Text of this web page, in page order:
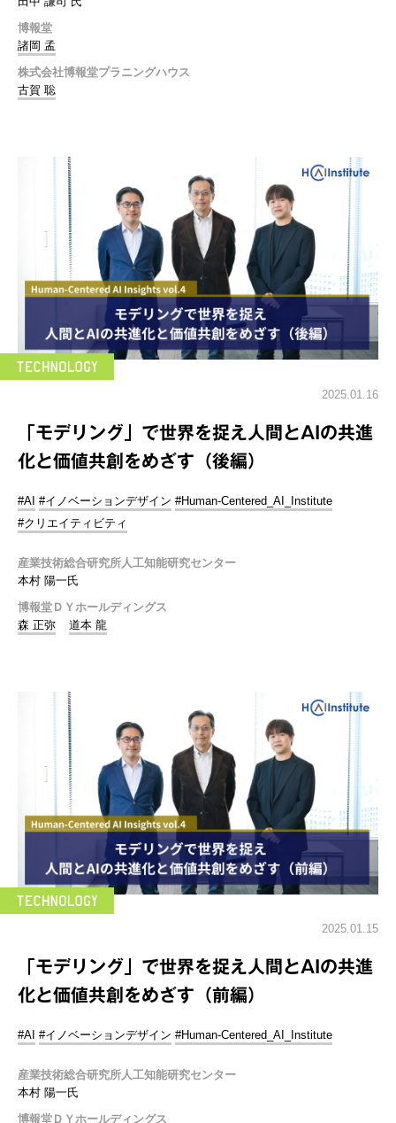
博報堂
諸岡 孟
株式会社博報堂プラニングハウス
古賀 聡
2025.01.16
「モデリング」で世界を捉え人間とAIの共進
化と価値共創をめざす（後編）
#AI #イノベーションデザイン #Human-Centered_AI_Institute
#クリエイティビティ
産業技術総合研究所人工知能研究センター
本村 陽一氏
博報堂ＤＹホールディングス
森 正弥
道本 龍
2025.01.15
「モデリング」で世界を捉え人間とAIの共進
化と価値共創をめざす（前編）
#AI #イノベーションデザイン #Human-Centered_AI_Institute
産業技術総合研究所人工知能研究センター
本村 陽一氏
博報堂ＤＹホールディングス